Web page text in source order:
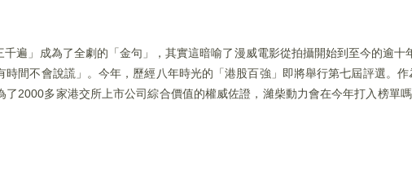
遍」成為了全劇的「金句」，其實這暗喻了漫威電影從拍攝開始到至今的逾十
間不會說謊」。今年，歷經八年時光的「港股百強」即將舉行第七屆評選。
2000多家港交所上市公司綜合價值的權威佐證，濰柴動力會在今年打入榜單